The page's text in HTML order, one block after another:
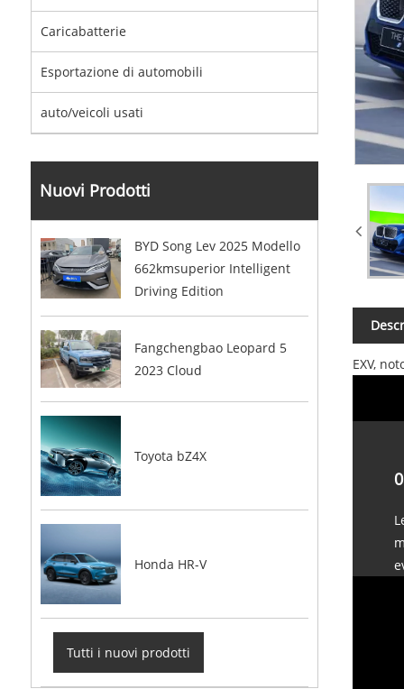
Caricabatterie
Esportazione di automobili
auto/veicoli usati
Nuovi Prodotti
BYD Song Lev 2025 Modello
662kmsuperior Intelligent
Driving Edition
Fangchengbao Leopard 5
2023 Cloud
Toyota bZ4X
Honda HR-V
Tutti i nuovi prodotti
EXV,